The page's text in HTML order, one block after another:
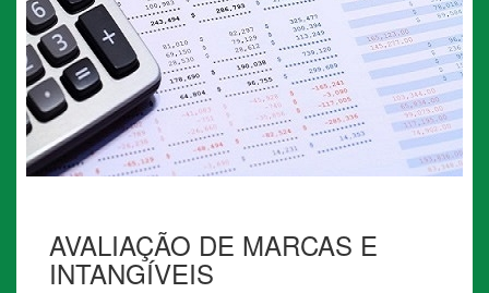
AVALIAÇÃO DE MARCAS E
INTANGÍVEIS